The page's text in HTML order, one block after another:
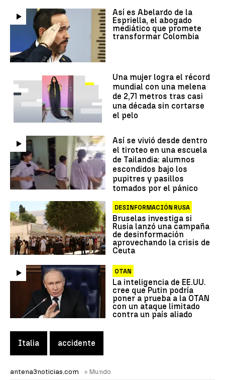
Así es Abelardo de la
Espriella, el abogado
mediático que promete
transformar Colombia
Una mujer logra el récord
mundial con una melena
de 2,71 metros tras casi
una década sin cortarse
el pelo
Así se vivió desde dentro
el tiroteo en una escuela
de Tailandia: alumnos
escondidos bajo los
pupitres y pasillos
tomados por el pánico
DESINFORMACIÓN RUSA
Bruselas investiga si
Rusia lanzó una campaña
de desinformación
aprovechando la crisis de
Ceuta
OTAN
La inteligencia de EE.UU.
cree que Putin podría
poner a prueba a la OTAN
con un ataque limitado
contra un país aliado
Italia accidente
antena3noticias.com » Mundo